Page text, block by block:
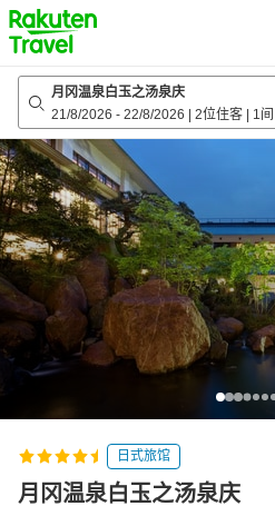
to
top
page
月冈温泉白玉之汤泉庆
21/8/2026 - 22/8/2026 2位住客 1间
日式旅馆
月冈温泉白玉之汤泉庆